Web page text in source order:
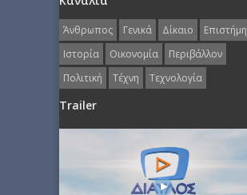
Άνθρωπος Γενικά Δίκαιο
Επιστήμη
Ιστορία
Οικονομία
Περιβάλλον
Πολιτική
Τέχνη Τεχνολογία
Trailer